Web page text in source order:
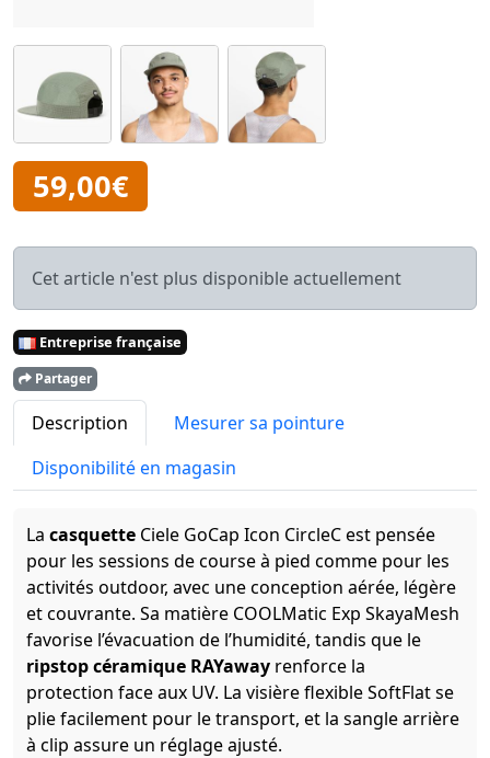
59,00€
Cet article n'est plus disponible actuellement
Entreprise française
Partager
Description
Mesurer sa pointure
Disponibilité en magasin
La casquette Ciele GoCap Icon CircleC est pensée
pour les sessions de course à pied comme pour les
activités outdoor, avec une conception aérée, légère
et couvrante. Sa matière COOLMatic Exp SkayaMesh
favorise l’évacuation de l’humidité, tandis que le
ripstop céramique RAYaway renforce la
protection face aux UV. La visière flexible SoftFlat se
plie facilement pour le transport, et la sangle arrière
à clip assure un réglage ajusté.